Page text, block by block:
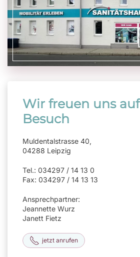
Wir freuen uns
Besuch
Muldentalstrasse 40,
04288 Leipzig
Tel.: 034297 / 14 13 0
Fax: 034297 / 14 13 13
Ansprechpartner:
Jeannette Wurz
Janett Fietz
jetzt anrufen